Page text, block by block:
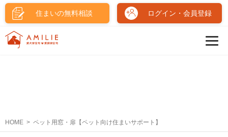
住まいの無料相談 ログイン・会員登録
HOME ペット用窓・扉【ペット向け住まいサポート】